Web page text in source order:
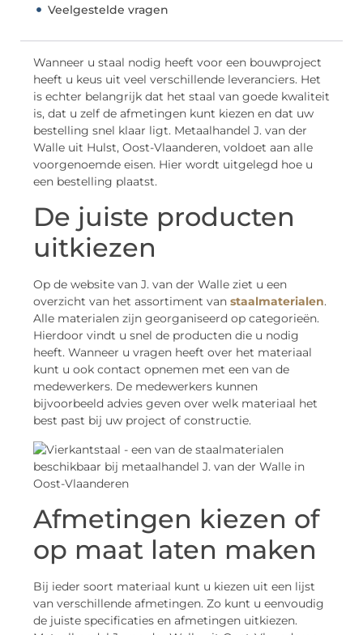
Veelgestelde vragen
Wanneer u staal nodig heeft voor een bouwproject
heeft u keus uit veel verschillende leveranciers. Het
is echter belangrijk dat het staal van goede kwaliteit
is, dat u zelf de afmetingen kunt kiezen en dat uw
bestelling snel klaar ligt. Metaalhandel J. van der
Walle uit Hulst, Oost-Vlaanderen, voldoet aan alle
voorgenoemde eisen. Hier wordt uitgelegd hoe u
een bestelling plaatst.
De juiste producten
uitkiezen
Op de website van J. van der Walle ziet u een
overzicht van het assortiment van staalmaterialen.
Alle materialen zijn georganiseerd op categorieën.
Hierdoor vindt u snel de producten die u nodig
heeft. Wanneer u vragen heeft over het materiaal
kunt u ook contact opnemen met een van de
medewerkers. De medewerkers kunnen
bijvoorbeeld advies geven over welk materiaal het
best past bij uw project of constructie.
Afmetingen kiezen of
op maat laten maken
Bij ieder soort materiaal kunt u kiezen uit een lijst
van verschillende afmetingen. Zo kunt u eenvoudig
de juiste specificaties en afmetingen uitkiezen.